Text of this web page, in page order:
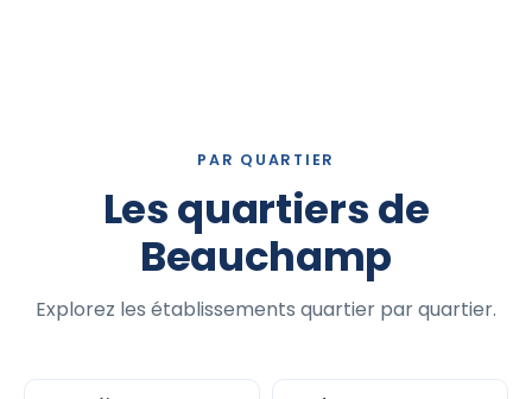
PAR QUARTIER
Les quartiers de
Beauchamp
Explorez les établissements quartier par quartier.